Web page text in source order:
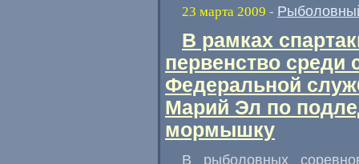
23 марта 2009 -
В рамках
первенство среди
Федеральной
Марий Эл по
мормышку
В рыболовных